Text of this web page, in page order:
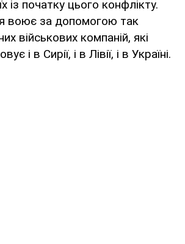
із початку цього конфлікту.
воює за допомогою так
військових компаній, які
і в Сирії, і в Лівії, і в Україні.